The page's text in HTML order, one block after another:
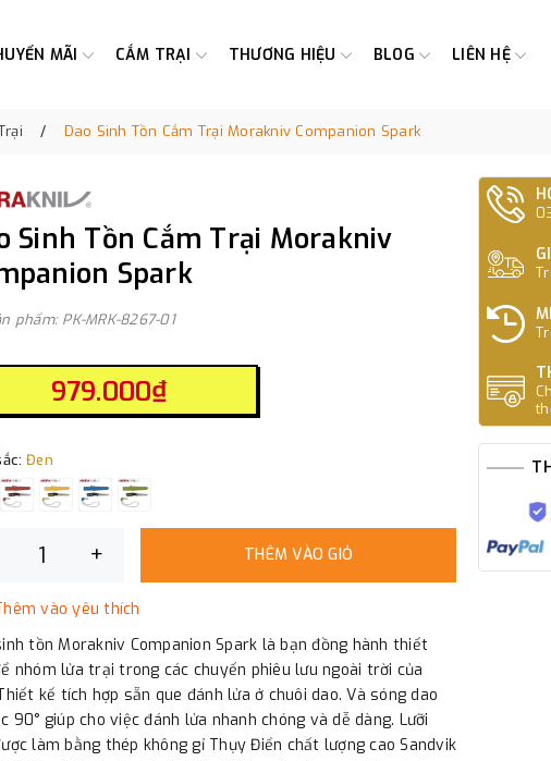
MÃI CẮM TRẠI THƯƠNG HIỆU BLOG LIÊN HỆ
Dao Sinh Tồn Cắm Trại Morakniv Companion Spark
Sinh Tồn Cắm Trại Morakniv
Spark
phẩm: PK-MRK-8267-01
979.000₫
Đen
+ THÊM VÀO GIỎ
tồn Morakniv Companion Spark là bạn đồng hành thiết
nhóm lửa trại trong các chuyến phiêu lưu ngoài trời của
kế tích hợp sẵn que đánh lửa ở chuôi dao. Và sóng dao
90° giúp cho việc đánh lửa nhanh chóng và dễ dàng. Lưỡi
làm bằng thép không gỉ Thụy Điển chất lượng cao Sandvik